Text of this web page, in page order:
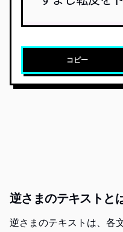
コピー
逆さまのテキストと
逆さまのテキストは、各